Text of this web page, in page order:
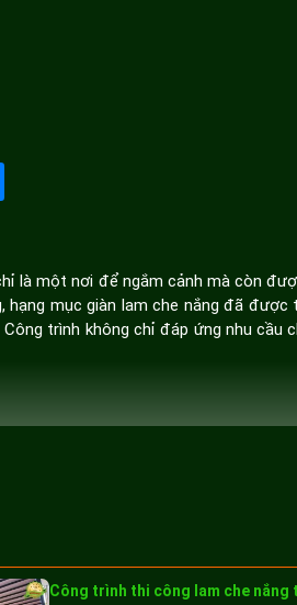
là một nơi để ngắm cảnh mà còn
mục giàn lam che nắng đã được
trình không chỉ đáp ứng nhu cầu
Công trình thi công lam che nắng